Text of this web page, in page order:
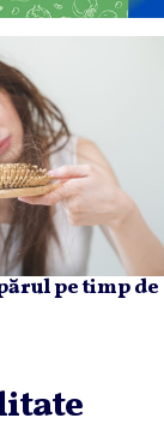
pe timp